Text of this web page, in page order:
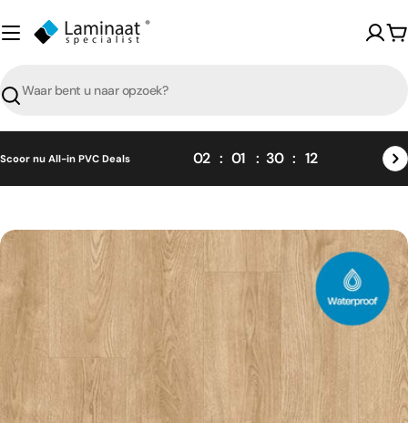
naar
content
Zoeken
Scoor nu All-in PVC Deals 02 01 30 11
Skip
product
informatie